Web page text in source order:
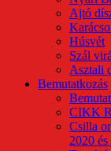
Ajtó
Húsvét
Szál
Asztali
Bemutatkozás
CIKK
Csilla
2020